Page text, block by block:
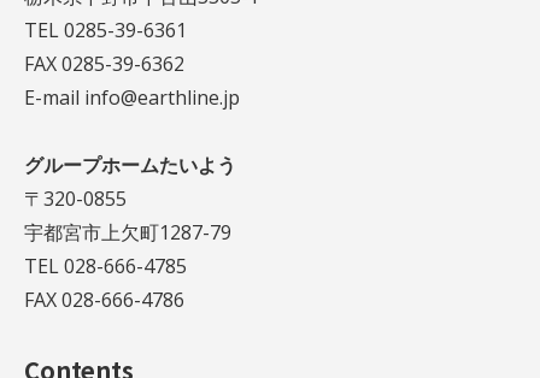
TEL 0285-39-6361
FAX 0285-39-6362
E-mail info@earthline.jp
グループホームたいよう
〒320-0855
宇都宮市上欠町1287-79
TEL 028-666-4785
FAX 028-666-4786
Contents